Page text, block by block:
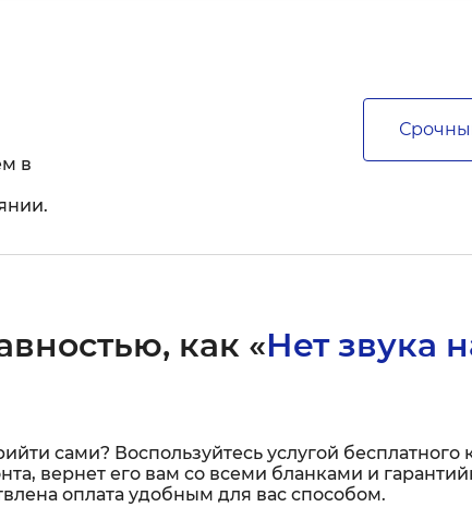
в
как «Нет звука
сами? Воспользуйтесь услугой бесплатного
вернет его вам со всеми бланками и
оплата удобным для вас способом.